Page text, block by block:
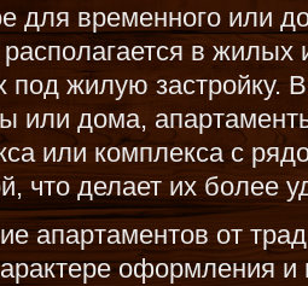
для временного или
в жилых
под жилую застройку.
или дома,
или комплекса с
что делает их более
апартаментов от
оформления и